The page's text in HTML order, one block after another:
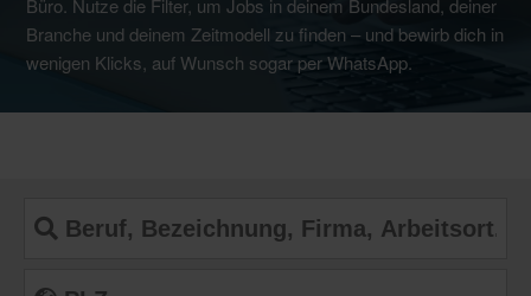
Büro. Nutze die Filter, um Jobs in deinem Bundesland, deiner
Branche und deinem Zeitmodell zu finden – und bewirb dich in
wenigen Klicks, auf Wunsch sogar per WhatsApp.